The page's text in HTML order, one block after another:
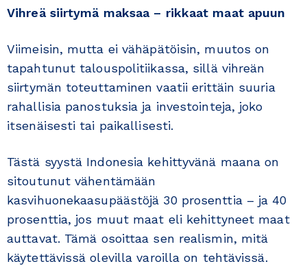
Vihreä siirtymä maksaa – rikkaat maat apuun
Viimeisin, mutta ei vähäpätöisin, muutos on
tapahtunut talouspolitiikassa, sillä vihreän
siirtymän toteuttaminen vaatii erittäin suuria
rahallisia panostuksia ja investointeja, joko
itsenäisesti tai paikallisesti.
Tästä syystä Indonesia kehittyvänä maana on
sitoutunut vähentämään
kasvihuonekaasupäästöjä 30 prosenttia – ja 40
prosenttia, jos muut maat eli kehittyneet maat
auttavat. Tämä osoittaa sen realismin, mitä
käytettävissä olevilla varoilla on tehtävissä.